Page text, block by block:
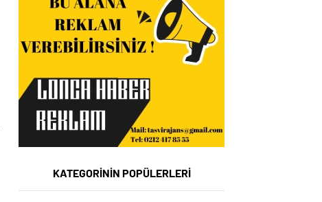
KATEGORİNİN POPÜLERLERİ